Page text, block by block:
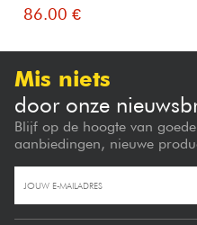
86.00 €
Mis niets
door onze
Blijf op de hoogte van
aanbiedingen, nieuwe